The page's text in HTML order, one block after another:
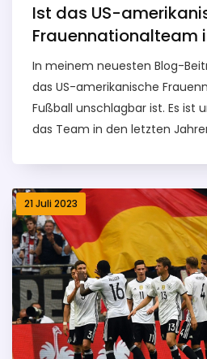
Ist das US-
Frauennationalteam
unschlagbar?
In meinem neuesten Blog-
das US-amerikanische
Fußball unschlagbar ist. Es ist
das Team in den letzten
und Schwächen und bewerte
Schließlich werfen wir einen
die Entwicklung des
Team hat. Schließen wir die
Prognosen für die Zukunft des
Frauennationalteams im
21 Juli 2023